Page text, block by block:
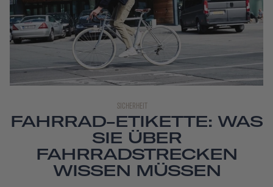
SICHERHEIT
FAHRRAD-ETIKETTE: WAS
SIE ÜBER
FAHRRADSTRECKEN
WISSEN MÜSSEN